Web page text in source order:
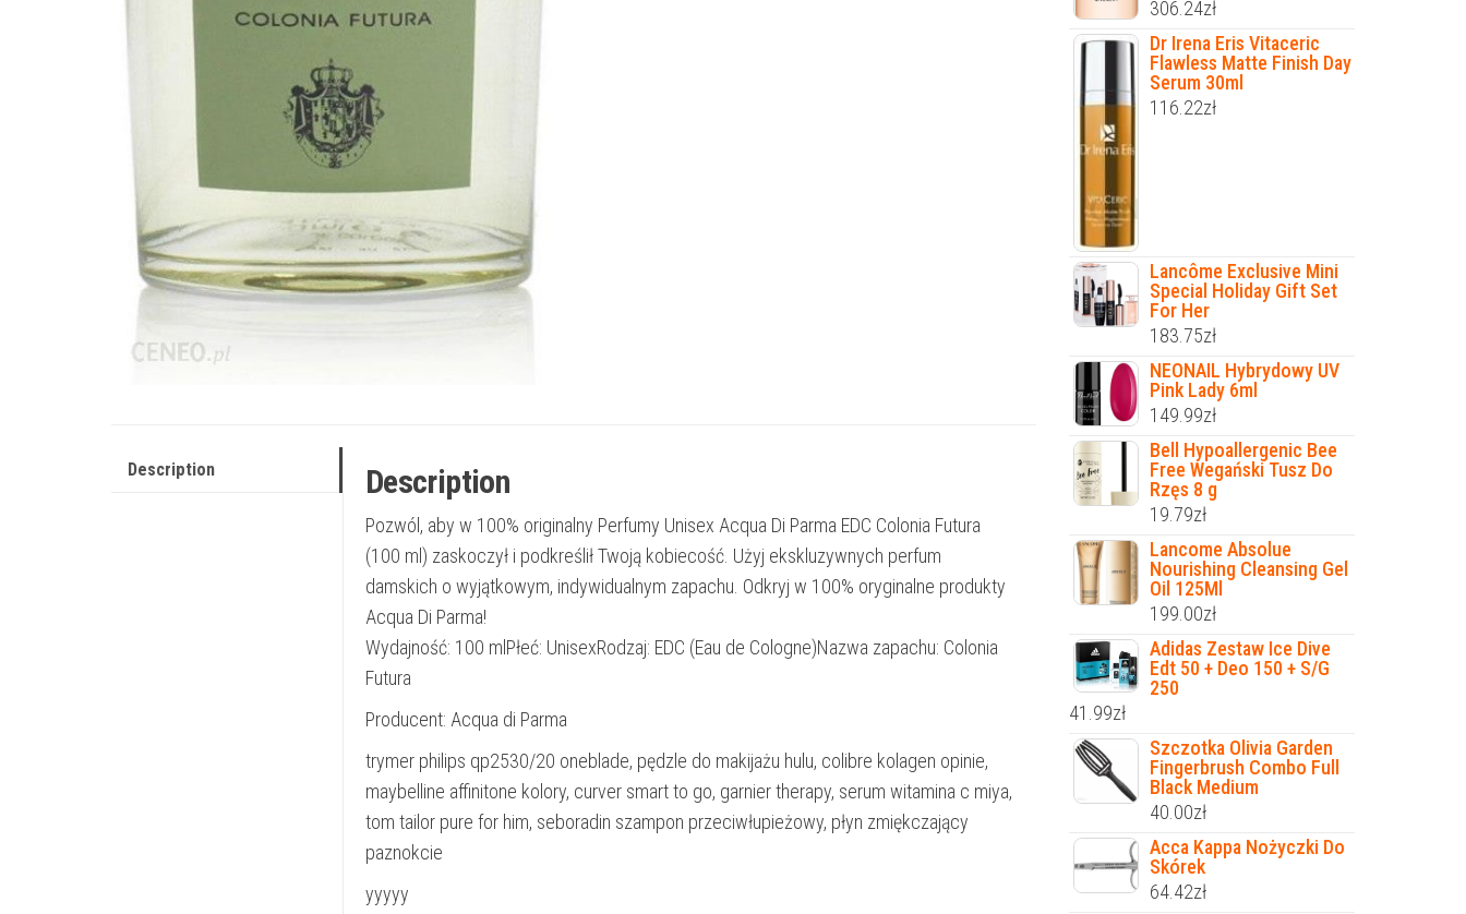
Description Description
Pozwól, aby w 100% originalny Perfumy Unisex Acqua Di Parma EDC Colonia Futura
(100 ml) zaskoczył i podkreślił Twoją kobiecość. Użyj ekskluzywnych perfum
damskich o wyjątkowym, indywidualnym zapachu. Odkryj w 100% oryginalne produkty
Acqua Di Parma!
Wydajność: 100 mlPłeć: UnisexRodzaj: EDC (Eau de Cologne)Nazwa zapachu: Colonia
Futura
Producent: Acqua di Parma
trymer philips qp2530/20 oneblade, pędzle do makijażu hulu, colibre kolagen opinie,
maybelline affinitone kolory, curver smart to go, garnier therapy, serum witamina c miya,
tom tailor pure for him, seboradin szampon przeciwłupieżowy, płyn zmiękczający
paznokcie
yyyyy
306.24zł
Dr Irena Eris Vitaceric
Flawless Matte Finish Day
Serum 30ml
116.22zł
Lancôme Exclusive Mini
Special Holiday Gift Set
For Her
183.75zł
NEONAIL Hybrydowy UV
Pink Lady 6ml
149.99zł
Bell Hypoallergenic Bee
Free Wegański Tusz Do
Rzęs 8 g
19.79zł
Lancome Absolue
Nourishing Cleansing Gel
Oil 125Ml
199.00zł
Adidas Zestaw Ice Dive
Edt 50 + Deo 150 + S/G
250
41.99zł
Szczotka Olivia Garden
Fingerbrush Combo Full
Black Medium
40.00zł
Acca Kappa Nożyczki Do
Skórek
64.42zł